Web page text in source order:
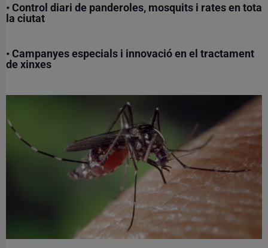
• Control diari de panderoles, mosquits i rates en tota
la ciutat
• Campanyes especials i innovació en el tractament
de xinxes